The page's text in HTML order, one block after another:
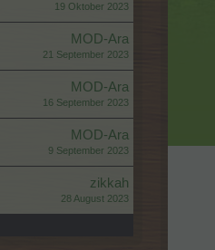
19 Oktober 2023
MOD-Ara
21 September 2023
MOD-Ara
16 September 2023
MOD-Ara
9 September 2023
zikkah
28 August 2023